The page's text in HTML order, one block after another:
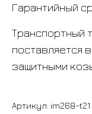
Гарантийный
Транспортный
поставляется
защитными
Артикул: im268-t21